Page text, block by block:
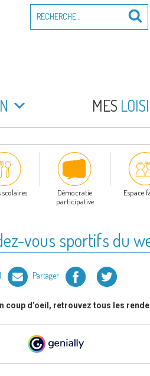
pour
MES
scolaires
Démocratie
participative
Espace
vous sportifs du
Partager Facebook Twitter
coup d’oeil, retrouvez tous les